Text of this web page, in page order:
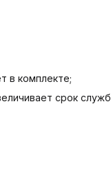
в комплекте;
срок